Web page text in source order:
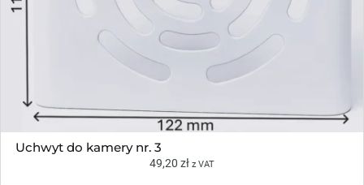
Uchwyt do kamery nr. 3
49,20 zł z VAT